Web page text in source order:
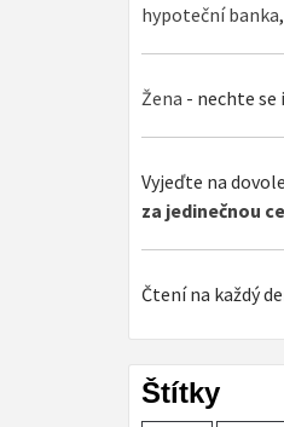
hypoteční banka
Žena - nechte
Vyjeďte na
za jedinečnou
Čtení na každý
Štítky